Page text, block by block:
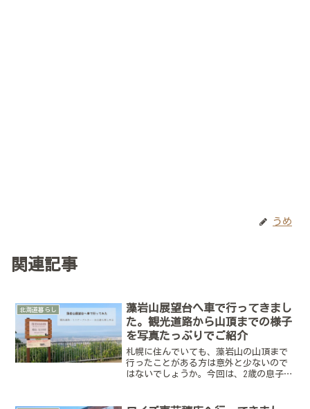
うめ
関連記事
北海道暮らし
藻岩山展望台へ車で行ってきまし
た。観光道路から山頂までの様子
を写真たっぷりでご紹介
札幌に住んでいても、藻岩山の山頂まで
行ったことがある方は意外と少ないので
はないでしょうか。今回は、2歳の息子と